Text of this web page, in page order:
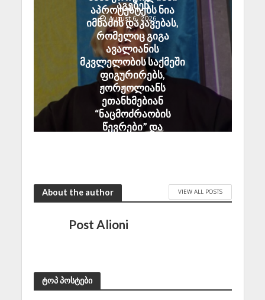
აგებენ
August 6, 2026
აპროტესტებს ნია
იმნაძის დაკავებას,
რომელიც გიგა
ავალიანის
მკვლელობის საქმეში
ფიგურირებს,
ჟორჟოლიანს
ეთანხმებიან
“ნაცმოძრაობის
წევრები” და
About the author VIEW ALL POSTS
Post Alioni
ტოპ პოსტები